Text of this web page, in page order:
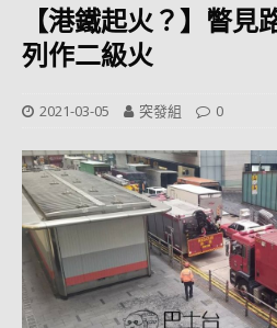
【港鐵起火？】瞥見
列作二級火
2021-03-05 突發組 0